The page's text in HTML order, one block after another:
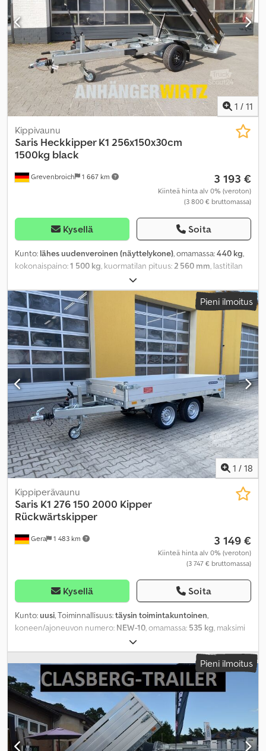
1 / 11
Grevenbroich 1 667 km
Kippivaunu
Saris Heckkipper K1 256x150x30cm
1500kg black
3 193 €
Kiinteä hinta alv 0% (veroton)
(3 800 € bruttomassa)
Kysellä Soita
Kunto: lähes uudenveroinen (näyttelykone), omamassa:440 kg,
kokonaispaino:1 500 kg , kuormatilan pituus: 2 560 mm , lastitilan
, kuormatilan korkeus:
2022,
Pieni ilmoitus
1 / 18
Gera 1 483 km
Kippiperävaunu
Saris K1 276 150 2000 Kipper
Rückwärtskipper
3 149 €
Kiinteä hinta alv 0% (veroton)
(3 747 € bruttomassa)
Kysellä Soita
Kunto:uusi, Toiminnallisuus:täysin toimintakuntoinen,
koneen/ajoneuvon numero: NEW-10, omamassa: 535 kg, maksimi
, kokonaispaino:
akselikokoonpano:2 akselia, kuormatilan pituus:2 760 mm,
lastitilan leveys:1 500 mm, kuormatilan korkeus:300 mm, jousitus:
muu
, renkaan koko: 195 / 50 R 13, suurin nopeus: 100 km/h
hopea , perävaunun jarru:jarrullinen perävaunu, Valmistusvuosi:
2026, jarrut:muu
Pieni ilmoitus